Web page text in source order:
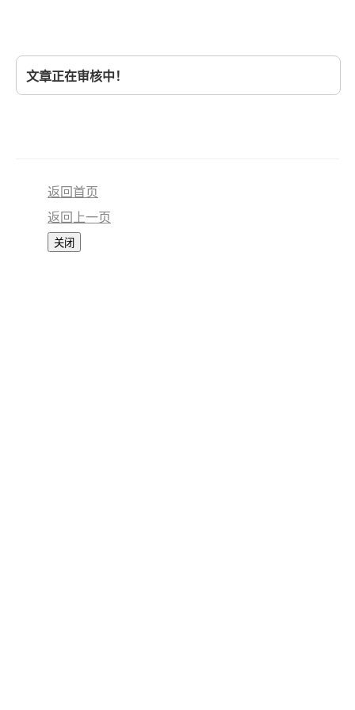
文章正在审核中！
返回首页
返回上一页
关闭